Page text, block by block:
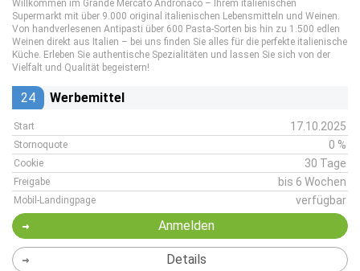
Willkommen im Grande Mercato Andronaco – Ihrem italienischen
Supermarkt mit über 9.000 original italienischen Lebensmitteln und Weinen.
Von handverlesenen Antipasti über 600 Pasta-Sorten bis hin zu 1.500 edlen
Weinen direkt aus Italien – bei uns finden Sie alles für die perfekte italienische
Küche. Erleben Sie authentische Spezialitäten und lassen Sie sich von der
Vielfalt und Qualität begeistern!
24 Werbemittel
Start 17.10.2025
Stornoquote 0 %
Cookie 30 Tage
Freigabe bis 6 Wochen
Mobil-Landingpage verfügbar
Anmelden
Details